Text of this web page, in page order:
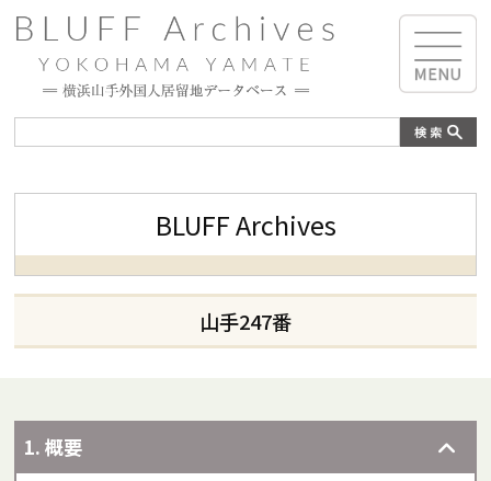
BLUFF Archives
山手247番
1. 概要